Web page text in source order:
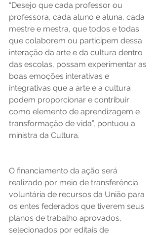
“Desejo que cada professor ou
professora, cada aluno e aluna, cada
mestre e mestra, que todos e todas
que colaborem ou participem dessa
interação da arte e da cultura dentro
das escolas, possam experimentar as
boas emoções interativas e
integrativas que a arte e a cultura
podem proporcionar e contribuir
como elemento de aprendizagem e
transformação de vida”, pontuou a
ministra da Cultura.
O financiamento da ação será
realizado por meio de transferência
voluntária de recursos da União para
os entes federados que tiverem seus
planos de trabalho aprovados,
selecionados por editais de